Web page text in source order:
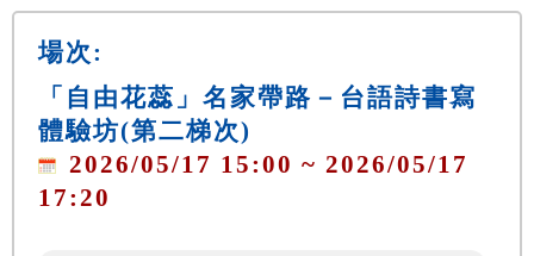
場次:
「自由花蕊」名家帶路－台語詩書寫
體驗坊(第二梯次)
2026/05/17 15:00 ~ 2026/05/17
17:20